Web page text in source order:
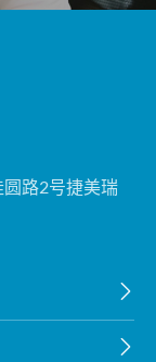
路2号捷美瑞

